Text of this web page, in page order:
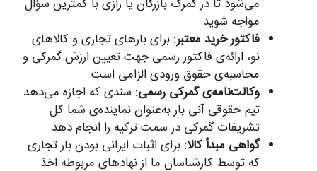
می‌شود تا در گمرک بازرگان یا رازی با کمترین سؤال
مواجه شوید.
فاکتور خرید معتبر: برای بارهای تجاری و کالاهای
نو، ارائه‌ی فاکتور رسمی جهت تعیین ارزش گمرکی و
محاسبه‌ی حقوق ورودی الزامی است.
وکالت‌نامه‌ی گمرکی رسمی: سندی که اجازه می‌دهد
تیم حقوقی آنی بار به‌عنوان نماینده‌ی شما کل
تشریفات گمرکی در سمت ترکیه را انجام دهد.
گواهی مبدأ کالا: برای اثبات ایرانی بودن بار تجاری
که توسط کارشناسان ما از نهادهای مربوطه اخذ